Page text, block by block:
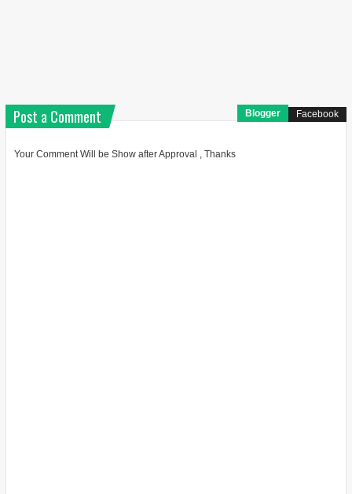
Post a Comment Blogger Facebook
Your Comment Will be Show after Approval , Thanks